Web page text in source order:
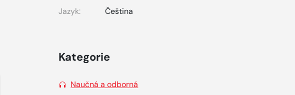
Jazyk:
Čeština
Kategorie
Naučná a odborná